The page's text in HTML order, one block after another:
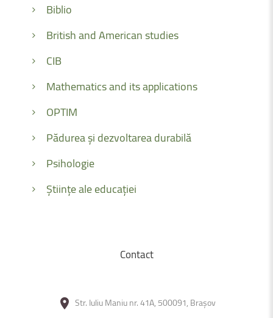
Biblio
British and American studies
CIB
Mathematics and its applications
OPTIM
Pădurea și dezvoltarea durabilă
Psihologie
Științe ale educației
Contact
Str. Iuliu Maniu nr. 41A, 500091, Brașov